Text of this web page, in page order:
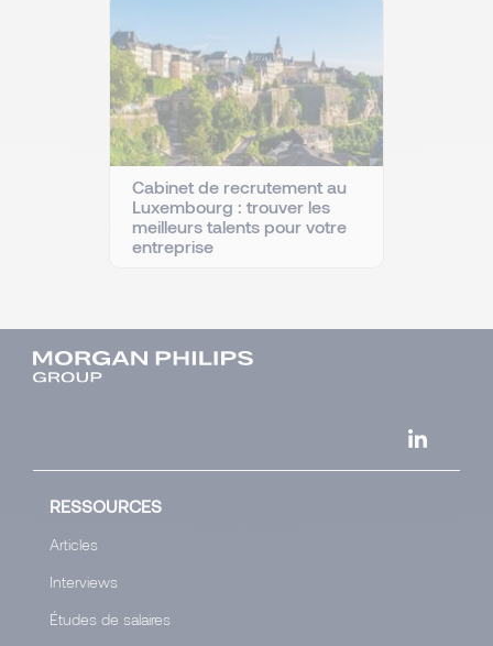
Cabinet de recrutement au
Luxembourg : trouver les
meilleurs talents pour votre
entreprise
RESSOURCES
Articles
Interviews
Études de salaires